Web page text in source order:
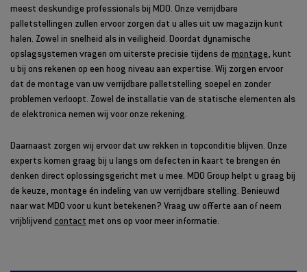
meest deskundige professionals bij MDO. Onze verrijdbare
palletstellingen zullen ervoor zorgen dat u alles uit uw magazijn kunt
halen. Zowel in snelheid als in veiligheid. Doordat dynamische
opslagsystemen vragen om uiterste precisie tijdens de montage, kunt
u bij ons rekenen op een hoog niveau aan expertise. Wij zorgen ervoor
dat de montage van uw verrijdbare palletstelling soepel en zonder
problemen verloopt. Zowel de installatie van de statische elementen als
de elektronica nemen wij voor onze rekening.
Daarnaast zorgen wij ervoor dat uw rekken in topconditie blijven. Onze
experts komen graag bij u langs om defecten in kaart te brengen én
denken direct oplossingsgericht met u mee. MDO Group helpt u graag bij
de keuze, montage én indeling van uw verrijdbare stelling. Benieuwd
naar wat MDO voor u kunt betekenen? Vraag uw offerte aan of neem
vrijblijvend contact met ons op voor meer informatie.